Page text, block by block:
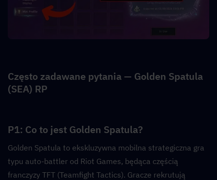
Często zadawane pytania — Golden Spatula
(SEA) RP
P1: Co to jest Golden Spatula?
Golden Spatula to ekskluzywna mobilna strategiczna gra
typu auto-battler od Riot Games, będąca częścią
franczyzy TFT (Teamfight Tactics). Gracze rekrutują